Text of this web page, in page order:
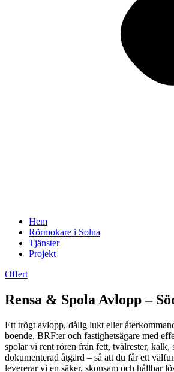
Hem
Rörmokare i Solna
Tjänster
Projekt
Offert
Rensa & Spola Avlopp –
Ett trögt avlopp, dålig lukt eller
boende, BRF:er och fastighetsägare med
spolar vi rent rören från fett, tvålrester,
dokumenterad åtgärd – så att du får ett
levererar vi en säker, skonsam och hållbar